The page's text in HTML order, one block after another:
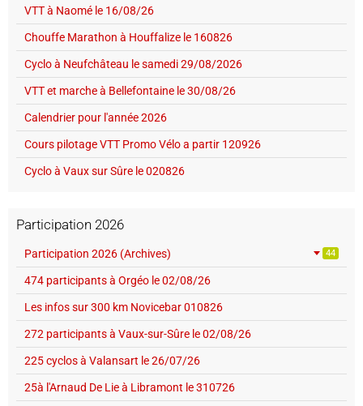
VTT à Naomé le 16/08/26
Chouffe Marathon à Houffalize le 160826
Cyclo à Neufchâteau le samedi 29/08/2026
VTT et marche à Bellefontaine le 30/08/26
Calendrier pour l'année 2026
Cours pilotage VTT Promo Vélo a partir 120926
Cyclo à Vaux sur Sûre le 020826
Participation 2026
Participation 2026 (Archives) 44
474 participants à Orgéo le 02/08/26
Les infos sur 300 km Novicebar 010826
272 participants à Vaux-sur-Sûre le 02/08/26
225 cyclos à Valansart le 26/07/26
25à l'Arnaud De Lie à Libramont le 310726